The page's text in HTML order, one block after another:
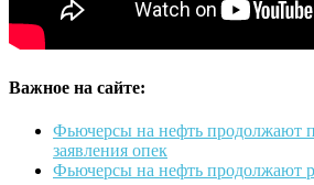
Важное на сайте:
Фьючерсы на нефть продолжают
заявления опек
Фьючерсы на нефть продолжают